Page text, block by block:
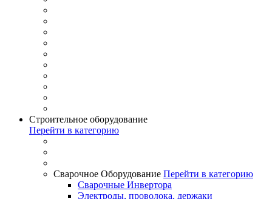
Строительное оборудование
Перейти в категорию
Сварочное Оборудование Перейти в категорию
Сварочные Инвертора
Электроды, проволока, держаки